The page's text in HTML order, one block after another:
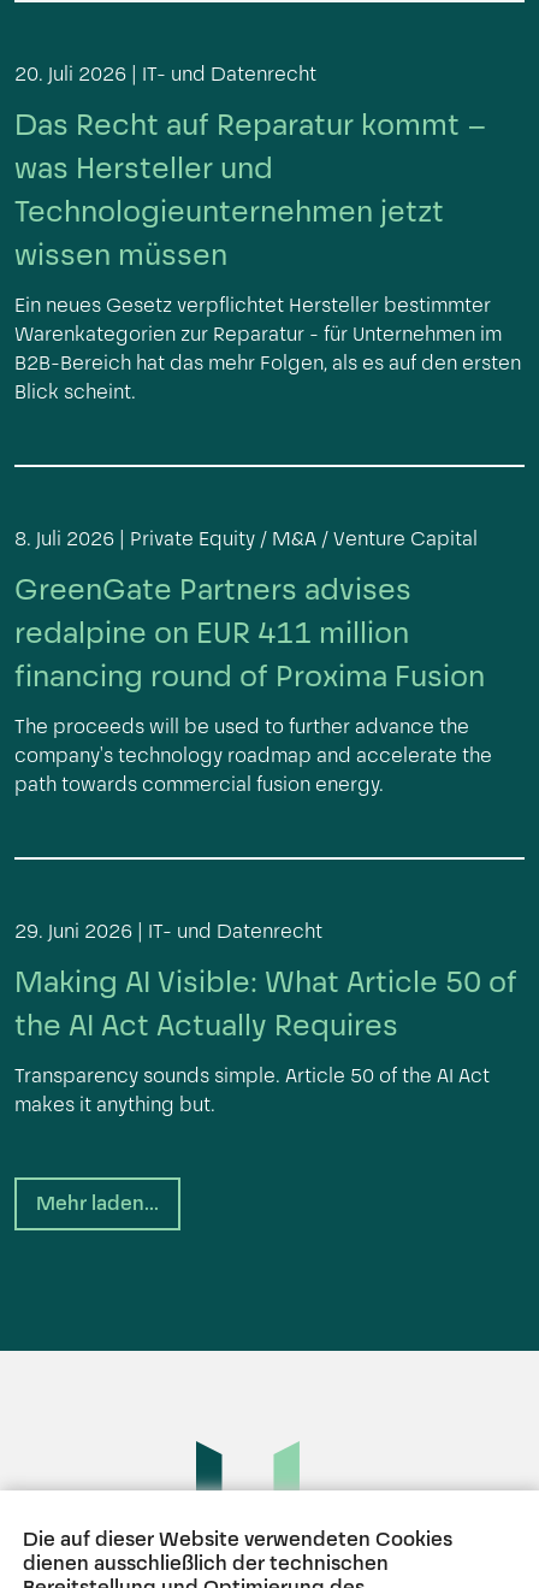
20. Juli 2026 | IT- und Datenrecht
Das Recht auf Reparatur kommt –
was Hersteller und
Technologieunternehmen jetzt
wissen müssen
Ein neues Gesetz verpflichtet Hersteller bestimmter
Warenkategorien zur Reparatur - für Unternehmen im
B2B-Bereich hat das mehr Folgen, als es auf den ersten
Blick scheint.
8. Juli 2026 | Private Equity / M&A / Venture Capital
GreenGate Partners advises
redalpine on EUR 411 million
financing round of Proxima Fusion
The proceeds will be used to further advance the
company's technology roadmap and accelerate the
path towards commercial fusion energy.
29. Juni 2026 | IT- und Datenrecht
Making AI Visible: What Article 50 of
the AI Act Actually Requires
Transparency sounds simple. Article 50 of the AI Act
makes it anything but.
Mehr laden...
Die auf dieser Website verwendeten Cookies
dienen ausschließlich der technischen